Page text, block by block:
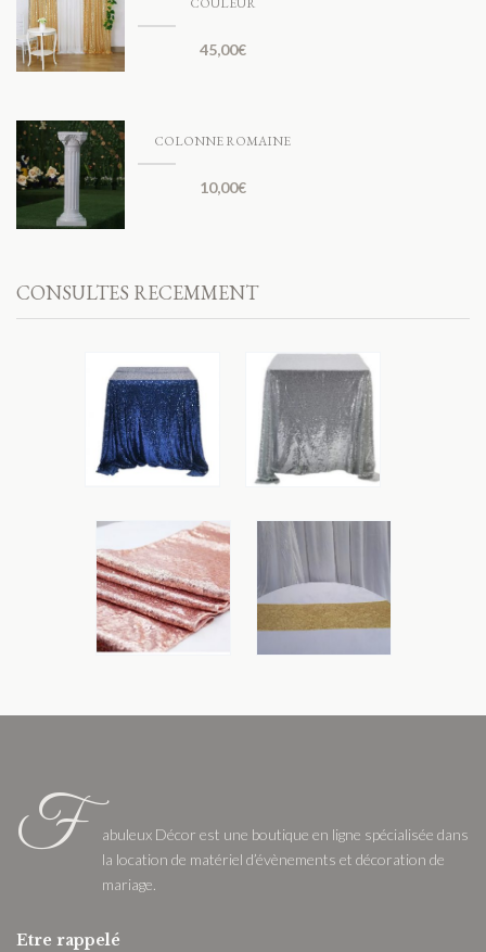
COULEUR
45,00€
COLONNE ROMAINE
10,00€
CONSULTES RECEMMENT
F
abuleux Décor est une boutique en ligne spécialisée dans
la location de matériel d’évènements et décoration de
mariage.
Etre rappelé